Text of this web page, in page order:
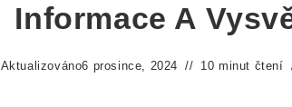
Informace A
Aktualizováno6 prosince, 2024 10 minut čtení